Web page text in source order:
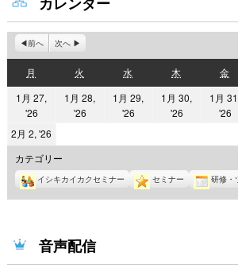
前へ 次へ
月
曜
日
火
曜
日
水
曜
日
木
曜
日
金金
曜
日
1月 27,
'262026
年
1
月
27
日
1月 28,
'262026
1
28
日
1月 29,
'262026
1
29
日
1月 30,
'262026
1
30
日
1月
'26
1
2月 2, '26
年
2
月
2
カテゴリー
イシキカイカクセミナー セミナー 研修・
音声配信